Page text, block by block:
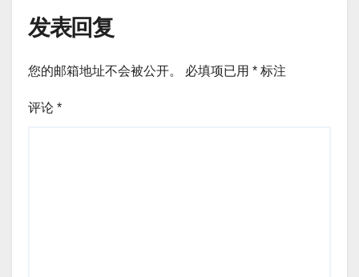
发表回复
您的邮箱地址不会被公开。 必填项已用 * 标注
评论 *